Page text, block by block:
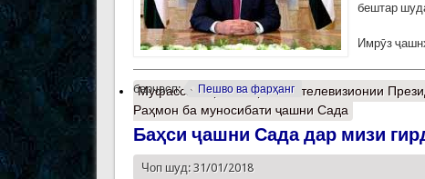
бештар
Имрӯз
барчасп: Пешво ва фарҳанг
Муфассалтаро Табрикоти телевизионии
Раҳмон ба муносибати ҷашни Сада
Баҳси ҷашни Сада дар мизи
Чоп шуд: 31/01/2018